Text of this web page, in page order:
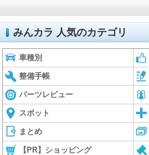
みんカラ 人気のカテゴリ
車種別
整備手帳
パーツレビュー
スポット
まとめ
【PR】ショッピング